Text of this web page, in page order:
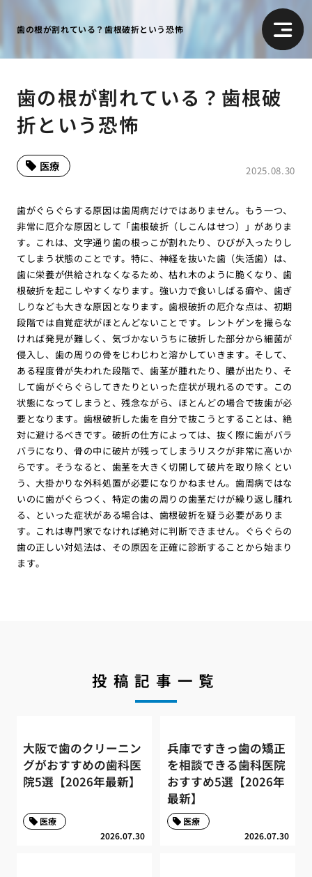
歯の根が割れている？歯根破折という恐怖
歯の根が割れている？歯根破
折という恐怖
2025.08.30
医療
歯がぐらぐらする原因は歯周病だけではありません。もう一つ、
非常に厄介な原因として「歯根破折（しこんはせつ）」がありま
す。これは、文字通り歯の根っこが割れたり、ひびが入ったりし
てしまう状態のことです。特に、神経を抜いた歯（失活歯）は、
歯に栄養が供給されなくなるため、枯れ木のように脆くなり、歯
根破折を起こしやすくなります。強い力で食いしばる癖や、歯ぎ
しりなども大きな原因となります。歯根破折の厄介な点は、初期
段階では自覚症状がほとんどないことです。レントゲンを撮らな
ければ発見が難しく、気づかないうちに破折した部分から細菌が
侵入し、歯の周りの骨をじわじわと溶かしていきます。そして、
ある程度骨が失われた段階で、歯茎が腫れたり、膿が出たり、そ
して歯がぐらぐらしてきたりといった症状が現れるのです。この
状態になってしまうと、残念ながら、ほとんどの場合で抜歯が必
要となります。歯根破折した歯を自分で抜こうとすることは、絶
対に避けるべきです。破折の仕方によっては、抜く際に歯がバラ
バラになり、骨の中に破片が残ってしまうリスクが非常に高いか
らです。そうなると、歯茎を大きく切開して破片を取り除くとい
う、大掛かりな外科処置が必要になりかねません。歯周病ではな
いのに歯がぐらつく、特定の歯の周りの歯茎だけが繰り返し腫れ
る、といった症状がある場合は、歯根破折を疑う必要がありま
す。これは専門家でなければ絶対に判断できません。ぐらぐらの
歯の正しい対処法は、その原因を正確に診断することから始まり
ます。
投稿記事一覧
大阪で歯のクリーニン
グがおすすめの歯科医
院5選【2026年最新】
2026.07.30
医療
兵庫ですきっ歯の矯正
を相談できる歯科医院
おすすめ5選【2026年
最新】
2026.07.30
医療